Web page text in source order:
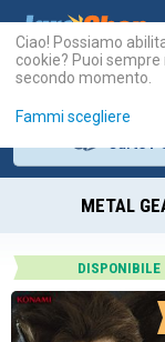
METAL
DISPONIBILE
Ciao! Possiamo
cookie? Puoi
secondo momento.
Fammi scegliere